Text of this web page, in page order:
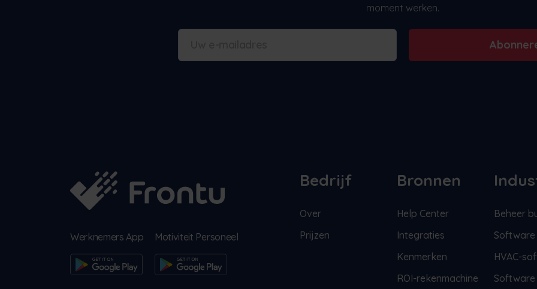
moment werken.
Werknemers App Motiviteit Personeel
Bedrijf
Over
Prijzen
Bronnen
Help Center
Integraties
Kenmerken
ROI-rekenmachine
Beheer
Software
HVAC-